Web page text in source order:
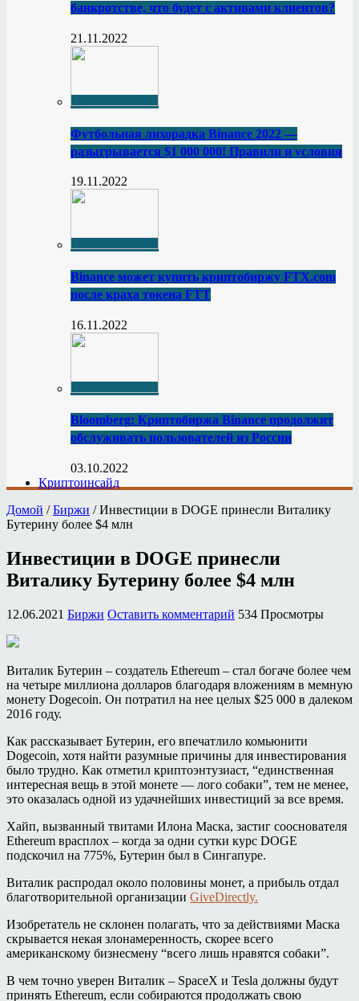
банкротстве, что будет с активами клиентов?
21.11.2022
Футбольная лихорадка Binance 2022 —
разыгрывается $1 000 000! Правили и условия
19.11.2022
Binance может купить криптобиржу FTX.com
после краха токена FTT
16.11.2022
Bloomberg: Криптобиржа Binance продолжит
обслуживать пользователей из России
03.10.2022
Криптоинсайд
Домой / Биржи / Инвестиции в DOGE принесли Виталику
Бутерину более $4 млн
Инвестиции в DOGE принесли
Виталику Бутерину более $4 млн
12.06.2021 Биржи Оставить комментарий 534 Просмотры
Виталик Бутерин – создатель Ethereum – стал богаче более чем
на четыре миллиона долларов благодаря вложениям в мемную
монету Dogecoin. Он потратил на нее целых $25 000 в далеком
2016 году.
Как рассказывает Бутерин, его впечатлило комьюнити
Dogecoin, хотя найти разумные причины для инвестирования
было трудно. Как отметил криптоэнтузиаст, “единственная
интересная вещь в этой монете — лого собаки”, тем не менее,
это оказалась одной из удачнейших инвестиций за все время.
Хайп, вызванный твитами Илона Маска, застиг сооснователя
Ethereum врасплох – когда за одни сутки курс DOGE
подскочил на 775%, Бутерин был в Сингапуре.
Виталик распродал около половины монет, а прибыль отдал
благотворительной организации GiveDirectly.
Изобретатель не склонен полагать, что за действиями Маска
скрывается некая злонамеренность, скорее всего
американскому бизнесмену “всего лишь нравятся собаки”.
В чем точно уверен Виталик – SpaceX и Tesla должны будут
принять Ethereum, если собираются продолжать свою